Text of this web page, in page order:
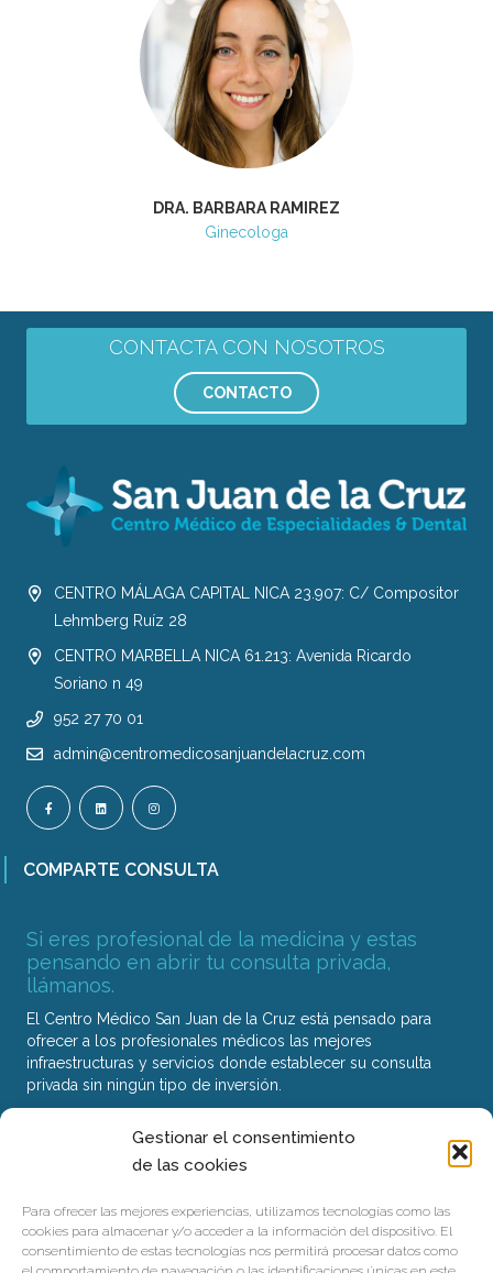
Gestionar el consentimiento
de las cookies
Para ofrecer las mejores experiencias, utilizamos tecnologías como las
cookies para almacenar y/o acceder a la información del dispositivo. El
consentimiento de estas tecnologías nos permitirá procesar datos como
DRA. BARBARA RAMIREZ
Ginecologa
CONTACTA CON NOSOTROS
CONTACTO
CENTRO MÁLAGA CAPITAL NICA 23.907: C/ Compositor
Lehmberg Ruíz 28
CENTRO MARBELLA NICA 61.213: Avenida Ricardo
Soriano n 49
952 27 70 01
admin@centromedicosanjuandelacruz.com
COMPARTE CONSULTA
Si eres profesional de la medicina y estas
pensando en abrir tu consulta privada,
llámanos.
El Centro Médico San Juan de la Cruz está pensado para
ofrecer a los profesionales médicos las mejores
infraestructuras y servicios donde establecer su consulta
privada sin ningún tipo de inversión.
Nuestro Centro
Contacto